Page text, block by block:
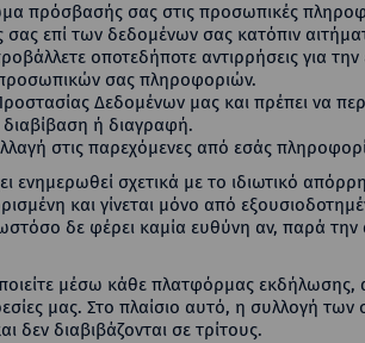
πρόσβασής σας στις προσωπικές
επί των δεδομένων σας κατόπιν
οποτεδήποτε αντιρρήσεις για
σας πληροφοριών.
Δεδομένων μας και πρέπει να
ή διαγραφή.
στις παρεχόμενες από εσάς
σχετικά με το ιδιωτικό
και γίνεται μόνο από
δε φέρει καμία ευθύνη αν, παρά
μέσω κάθε πλατφόρμας εκδήλωσης,
μας. Στο πλαίσιο αυτό, η συλλογή των
δεν διαβιβάζονται σε τρίτους.